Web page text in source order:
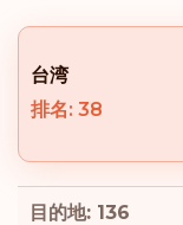
台湾
排名: 38
目的地: 136